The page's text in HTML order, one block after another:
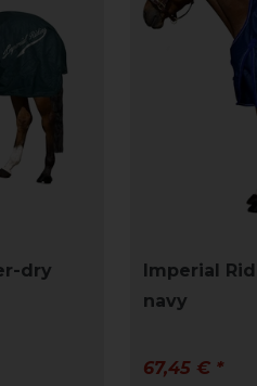
dry
Imperial
navy
67,45 € *